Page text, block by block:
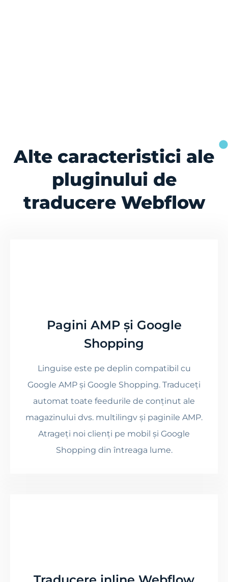
Alte caracteristici ale
pluginului de
traducere Webflow
Pagini AMP și Google
Shopping
Linguise este pe deplin compatibil cu
Google AMP și Google Shopping. Traduceți
automat toate feedurile de conținut ale
magazinului dvs. multilingv și paginile AMP.
Atrageți noi clienți pe mobil și Google
Shopping din întreaga lume.